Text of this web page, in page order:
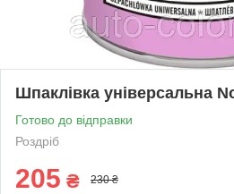
Шпаклівка універсальна
Готово до відправки
Роздріб
205 ₴ 230 ₴